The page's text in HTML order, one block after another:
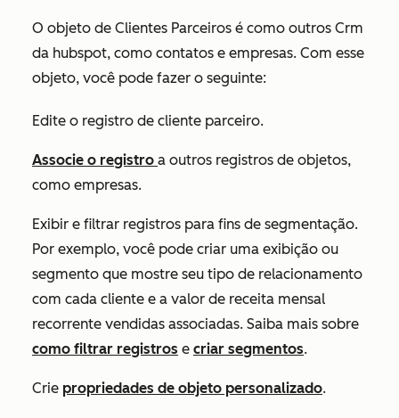
O objeto de Clientes Parceiros é como outros Crm
da hubspot, como contatos e empresas. Com esse
objeto, você pode fazer o seguinte:
Edite o registro de cliente parceiro.
Associe o registro a outros registros de objetos,
como empresas.
Exibir e filtrar registros para fins de segmentação.
Por exemplo, você pode criar uma exibição ou
segmento que mostre seu tipo de relacionamento
com cada cliente e a valor de receita mensal
recorrente vendidas associadas. Saiba mais sobre
como filtrar registros e criar segmentos.
Crie propriedades de objeto personalizado.